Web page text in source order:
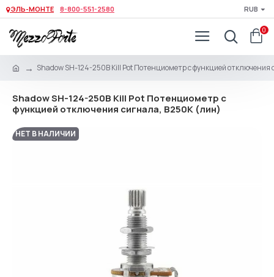
ЭЛЬ-МОНТЕ 8-800-551-2580 RUB
0
Shadow SH-124-250B Kill Pot Потенциометр с функцией
Shadow SH-124-250B Kill Pot Потенциометр с
функцией отключения сигнала, B250K (лин)
НЕТ В НАЛИЧИИ